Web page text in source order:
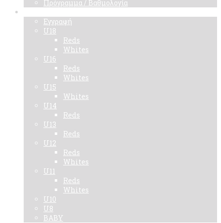
Πρόγραμμα / Βαθμολογία
Εγγραφή
U18
Reds
Whites
U16
Reds
Whites
U15
Whites
U14
Reds
U13
Reds
U12
Reds
Whites
U11
Reds
Whites
U10
U8
BABY